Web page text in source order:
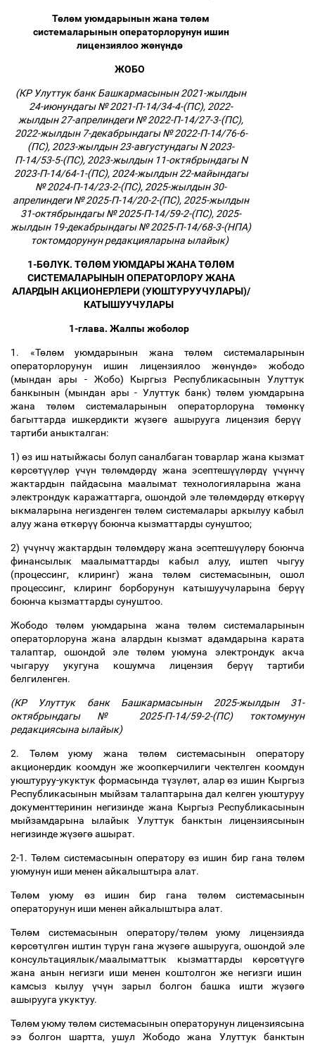
Төлөм уюмдарынын жана төлөм
системаларынын операторлорунун ишин
лицензиялоо жөнүндө
ЖОБО
(КР Улуттук банк Башкармасынын 2021-жылдын
24-июнундагы № 2021-П-14/34-4-(ПС), 2022-
жылдын 27-апрелиндеги № 2022-П-14/27-3-(ПС),
2022-жылдын 7-декабрындагы № 2022-П-14/76-6-
(ПС), 2023-жылдын 23-августундагы N 2023-
П-14/53-5-(ПС), 2023-жылдын 11-октябрындагы N
2023-П-14/64-1-(ПС), 2024-жылдын 22-майындагы
№ 2024-П-14/23-2-(ПС), 2025-жылдын 30-
апрелиндеги № 2025-П-14/20-2-(ПС), 2025-жылдын
31-октябрындагы № 2025-П-14/59-2-(ПС), 2025-
жылдын 19-декабрындагы № 2025-П-14/68-3-(НПА)
токтомдорунун редакцияларына ылайык)
1-БӨЛҮК. ТӨЛӨМ УЮМДАРЫ ЖАНА ТӨЛӨМ
СИСТЕМАЛАРЫНЫН ОПЕРАТОРЛОРУ ЖАНА
АЛАРДЫН АКЦИОНЕРЛЕРИ (УЮШТУРУУЧУЛАРЫ)/
КАТЫШУУЧУЛАРЫ
1-глава. Жалпы жоболор
1. «Төлөм уюмдарынын жана төлөм системаларынын
операторлорунун ишин лицензиялоо жөнүндө» жободо
(мындан ары - Жобо) Кыргыз Республикасынын Улуттук
банкынын (мындан ары - Улуттук банк) төлөм уюмдарына
жана төлөм системаларынын операторлоруна төмөнкү
багыттарда ишкердикти жүзөгө ашырууга лицензия берүү
тартиби аныкталган:
1)өз иш натыйжасы болуп саналбаган товарлар жана кызмат
көрсөтүүлөр үчүн төлөмдөрдү жана эсептешүүлөрдү үчүнчү
жактардын пайдасына маалымат технологияларына жана
электрондук каражаттарга, ошондой эле төлөмдөрдү өткөрүү
ыкмаларына негизденген төлөм системалары аркылуу кабыл
алуу жана өткөрүүбоюнча кызматтарды сунуштоо;
2) үчүнчүжактардын төлөмдөрүжана эсептешүүлөрүбоюнча
финансылык маалыматтарды кабыл алуу, иштеп чыгуу
(процессинг, клиринг) жана төлөм системасынын, ошол
процессинг, клиринг борборунун катышуучуларына берүү
боюнча кызматтарды сунуштоо.
Жободо төлөм уюмдарына жана төлөм системаларынын
операторлоруна жана алардын кызмат адамдарына карата
талаптар, ошондой эле төлөм уюмуна электрондук акча
чыгаруу укугуна кошумча лицензия берүү тартиби
белгиленген.
(КР Улуттук банк Башкармасынын 2025-жылдын 31-
октябрындагы № 2025-П-14/59-2-(ПС) токтомунун
редакциясына ылайык)
2. Төлөм уюму жана төлөм системасынын оператору
акционердик коомдун же жоопкерчилиги чектелген коомдун
уюштуруу-укуктук формасында түзүлөт, аларөз ишин Кыргыз
Республикасынын мыйзам талаптарына дал келген уюштуруу
документтеринин негизинде жана Кыргыз Республикасынын
мыйзамдарына ылайык Улуттук банктын лицензиясынын
негизинде жүзөгөашырат.
2-1. Төлөм системасынын оператору өз ишин бир гана төлөм
уюмунун иши менен айкалыштыра алат.
Төлөм уюму өз ишин бир гана төлөм системасынын
операторунун иши менен айкалыштыра алат.
Төлөм системасынын оператору/төлөм уюму лицензияда
көрсөтүлгөн иштин түрүн гана жүзөгө ашырууга, ошондой эле
консультациялык/маалыматтык кызматтарды көрсөтүүгө
жана анын негизги иши менен коштолгон же негизги ишин
камсыз кылуу үчүн зарыл болгон башка ишти жүзөгө
ашырууга укуктуу.
Төлөм уюму төлөм системасынын операторунун лицензиясына
ээ болгон шартта, ушул Жободо жана Улуттук банктын